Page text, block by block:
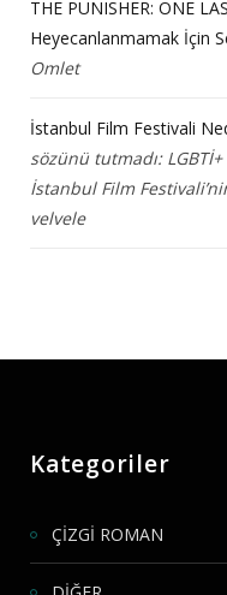
THE PUNISHER: ONE
Heyecanlanmamak İçin
Omlet
İstanbul Film Festivali
sözünü tutmadı:
İstanbul Film
velvele
Kategoriler
ÇİZGİ ROMAN